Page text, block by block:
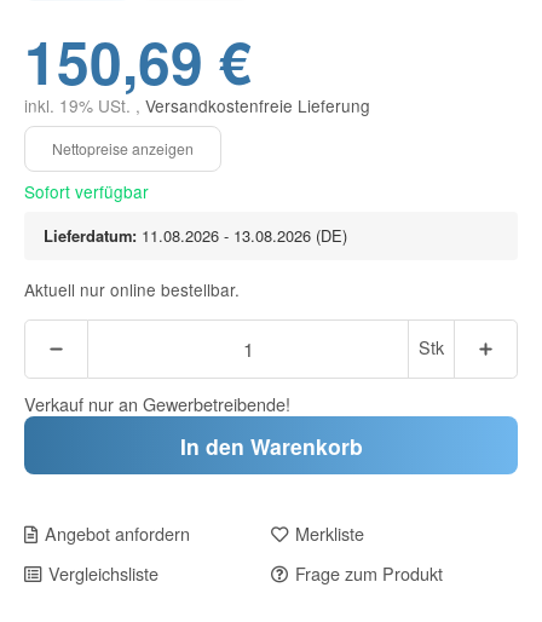
150,69 €
inkl. 19% USt. , Versandkostenfreie Lieferung
Sofort verfügbar
Lieferdatum: 11.08.2026 - 13.08.2026 (DE)
Aktuell nur online bestellbar.
Stk
Verkauf nur an Gewerbetreibende!
In den Warenkorb
Angebot anfordern
Merkliste
Vergleichsliste
Frage zum Produkt